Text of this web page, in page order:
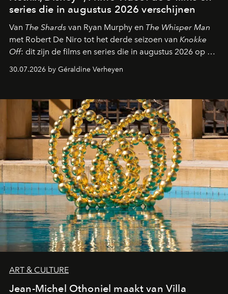
series die in augustus 2026 verschijnen
Van The Shards van Ryan Murphy en The Whisper Man
met Robert De Niro tot het derde seizoen van Knokke
Off: dit zijn de films en series die in augustus 2026 op de
30.07.2026 by Géraldine Verheyen
ART & CULTURE
Jean-Michel Othoniel maakt van Villa